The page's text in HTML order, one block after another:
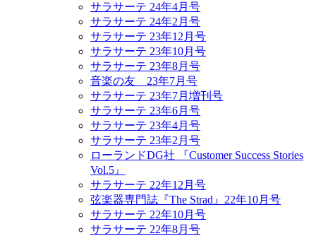
サラサーテ 24年4月号
サラサーテ 24年2月号
サラサーテ 23年12月号
サラサーテ 23年10月号
サラサーテ 23年8月号
音楽の友 23年7月号
サラサーテ 23年7月増刊号
サラサーテ 23年6月号
サラサーテ 23年4月号
サラサーテ 23年2月号
ローランドDG社 『Customer Success Stories
Vol.5』
サラサーテ 22年12月号
弦楽器専門誌『The Strad』22年10月号
サラサーテ 22年10月号
サラサーテ 22年8月号